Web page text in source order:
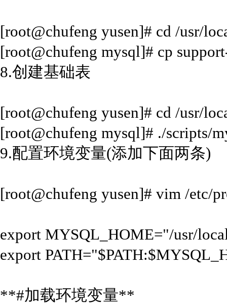
[root@chufeng yusen]# cd /usr/
[root@chufeng mysql]# cp
8.创建基础表
[root@chufeng yusen]# cd /usr/
[root@chufeng mysql]# ./scripts/
9.配置环境变量(添加下面两条)
[root@chufeng yusen]# vim /etc/
export MYSQL_HOME="/usr/
export
**#加载环境变量**